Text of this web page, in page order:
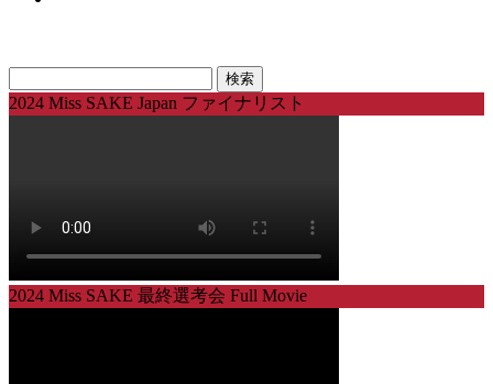
索:
2024 Miss SAKE Japan ファイナリスト
2024 Miss SAKE 最終選考会 Full Movie